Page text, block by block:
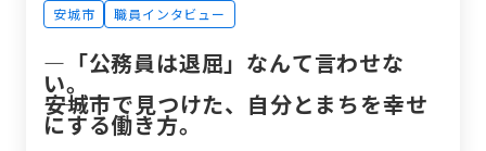
安城市 職員インタビュー
―「公務員は退屈」なんて言わせな
い。
――安城市で見つけた、自分とまちを幸せ
にする働き方。